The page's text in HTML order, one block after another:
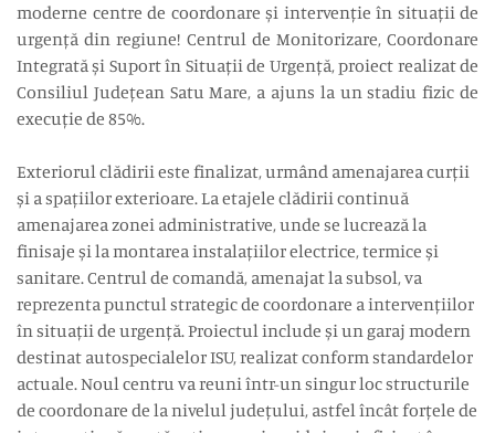
moderne centre de coordonare și intervenție în situații de
urgență din regiune! Centrul de Monitorizare, Coordonare
Integrată și Suport în Situații de Urgență, proiect realizat de
Consiliul Județean Satu Mare, a ajuns la un stadiu fizic de
execuție de 85%.
Exteriorul clădirii este finalizat, urmând amenajarea curții
și a spațiilor exterioare. La etajele clădirii continuă
amenajarea zonei administrative, unde se lucrează la
finisaje și la montarea instalațiilor electrice, termice și
sanitare. Centrul de comandă, amenajat la subsol, va
reprezenta punctul strategic de coordonare a intervențiilor
în situații de urgență. Proiectul include și un garaj modern
destinat autospecialelor ISU, realizat conform standardelor
actuale. Noul centru va reuni într-un singur loc structurile
de coordonare de la nivelul județului, astfel încât forțele de